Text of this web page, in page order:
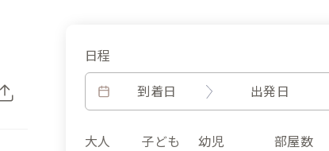
日程
到着日
出発日
大人 子ども 幼児 部屋数